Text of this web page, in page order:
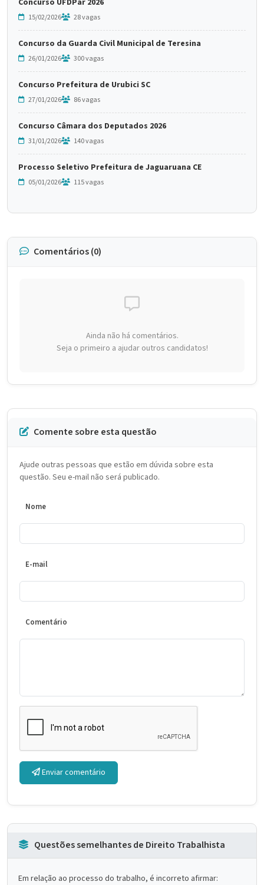
Concurso UFDPar 2026
15/02/2026 28 vagas
Concurso da Guarda Civil Municipal de Teresina
26/01/2026 300 vagas
Concurso Prefeitura de Urubici SC
27/01/2026 86 vagas
Concurso Câmara dos Deputados 2026
31/01/2026 140 vagas
Processo Seletivo Prefeitura de Jaguaruana CE
05/01/2026 115 vagas
Comentários (0)
Ainda não há comentários.
Seja o primeiro a ajudar outros candidatos!
Comente sobre esta questão
Ajude outras pessoas que estão em dúvida sobre esta
questão. Seu e-mail não será publicado.
Nome
E-mail
Comentário
Enviar comentário
Questões semelhantes de Direito Trabalhista
Em relação ao processo do trabalho, é incorreto afirmar: